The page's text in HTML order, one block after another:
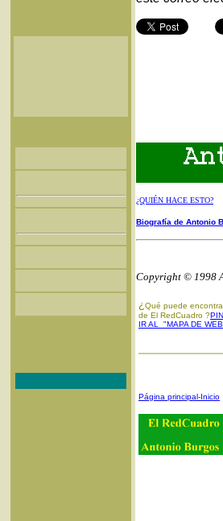
¿QUIÉN HACE ESTO?
Biografía de Antonio
Copyright © 1998
¿ Qué puede
de El RedCuadro ?
IR AL "MAPA DE
Página principal-Inicio